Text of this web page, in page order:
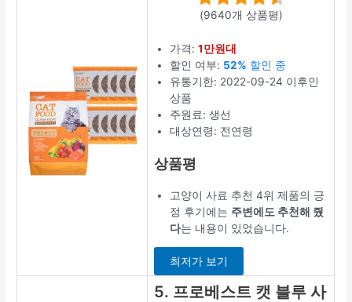
(9640개 상품평)
가격:1만원대
할인 여부: 52% 할인 중
유통기한: 2022-09-24 이후인
상품
주원료: 생선
대상연령: 전연령
상품평
고양이 사료 추천 4위 제품의 긍
정 후기에는 주변에도 추천해 줬
다는 내용이 있었습니다.
최저가 보기
5. 프로베스트 캣 블루 사